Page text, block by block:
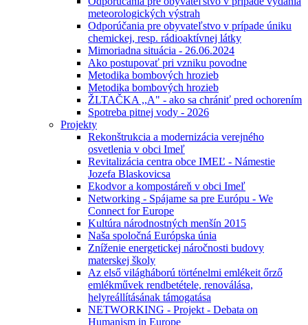
meteorologických výstrah
Odporúčania pre obyvateľstvo v prípade úniku
chemickej, resp. rádioaktívnej látky
Mimoriadna situácia - 26.06.2024
Ako postupovať pri vzniku povodne
Metodika bombových hrozieb
Metodika bombových hrozieb
ŽLTAČKA ,,A" - ako sa chrániť pred ochorením
Spotreba pitnej vody - 2026
Projekty
Rekonštrukcia a modernizácia verejného
osvetlenia v obci Imeľ
Revitalizácia centra obce IMEĽ - Námestie
Jozefa Blaskovicsa
Ekodvor a kompostáreň v obci Imeľ
Networking - Spájame sa pre Európu - We
Connect for Europe
Kultúra národnostných menšín 2015
Naša spoločná Európska únia
Zníženie energetickej náročnosti budovy
materskej školy
Az első világháború történelmi emlékeit őrző
emlékművek rendbetétele, renoválása,
helyreállításának támogatása
NETWORKING - Projekt - Debata on
Humanism in Europe